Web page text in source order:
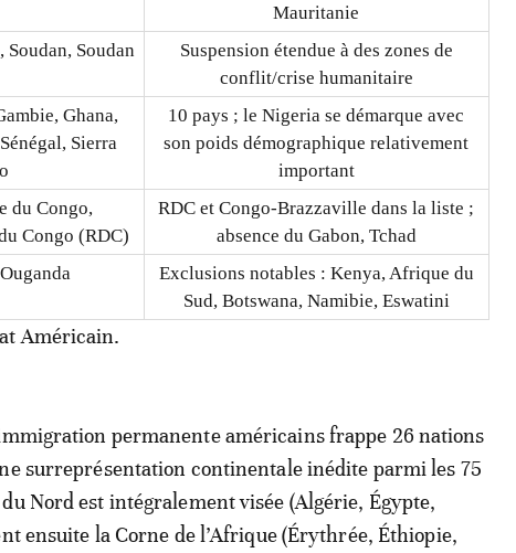
Mauritanie
Soudan
Suspension étendue à des zones de
conflit/crise humanitaire
Ghana,
Sierra
10 pays ; le Nigeria se démarque avec
son poids démographique relativement
important
du Congo,
Congo (RDC)
RDC et Congo-Brazzaville dans la liste ;
absence du Gabon, Tchad
Exclusions notables : Kenya, Afrique du
Sud, Botswana, Namibie, Eswatini
Américain.
permanente américains frappe 26 nations
surreprésentation continentale inédite parmi les 75
Nord est intégralement visée (Algérie, Égypte,
ensuite la Corne de l’Afrique (Érythrée, Éthiopie,